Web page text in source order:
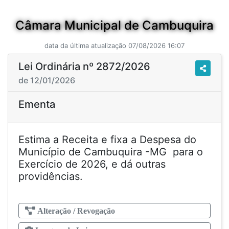
Câmara Municipal de Cambuquira
data da última atualização 07/08/2026 16:07
Lei Ordinária nº 2872/2026
de 12/01/2026
Ementa
Estima a Receita e fixa a Despesa do
Município de Cambuquira -MG para o
Exercício de 2026, e dá outras
providências.
Alteração / Revogação